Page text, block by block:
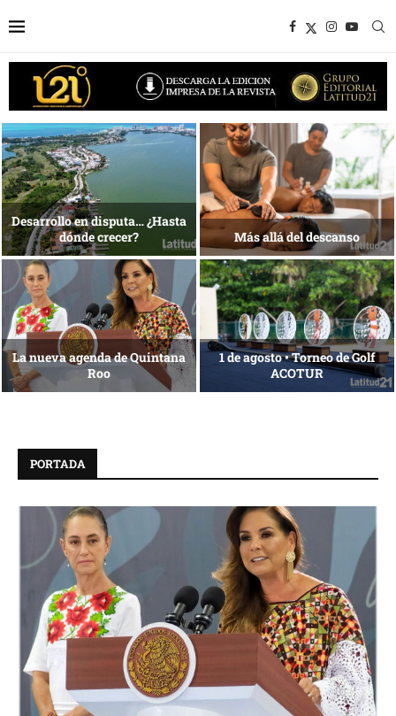
1 al 28 de agosto •
Fundación Isleña
Energía que Impulsa la
competitividad
Reconocimiento de viajeros La esencia del servicio
PORTADA